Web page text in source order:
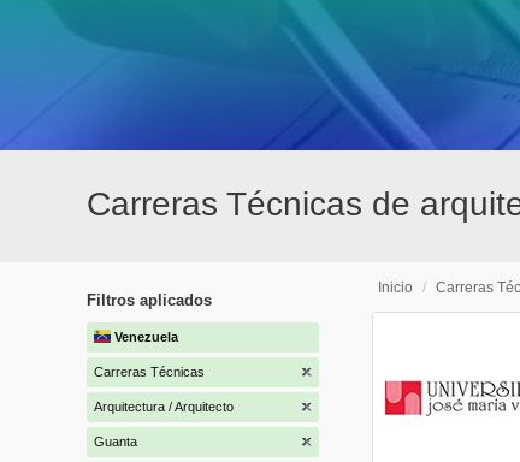
Carreras Técnicas de
Filtros aplicados
Venezuela
Carreras Técnicas
Arquitectura / Arquitecto
Guanta
Inicio / Carreras